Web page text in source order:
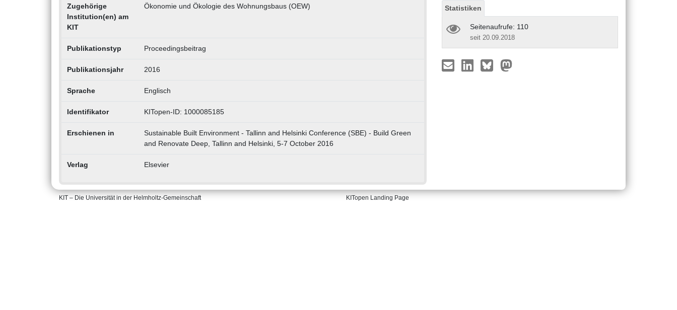
Zugehörige
Institution(en) am
KIT
Ökonomie und Ökologie des Wohnungsbaus (OEW)
Publikationstyp Proceedingsbeitrag
Publikationsjahr 2016
Sprache Englisch
Identifikator KITopen-ID: 1000085185
Erschienen in
Sustainable Built Environment - Tallinn and Helsinki Conference (SBE) - Build Green
and Renovate Deep, Tallinn and Helsinki, 5-7 October 2016
Verlag Elsevier
Statistiken
Seitenaufrufe: 110
seit 20.09.2018
KIT – Die Universität in der Helmholtz-Gemeinschaft KITopen Landing Page